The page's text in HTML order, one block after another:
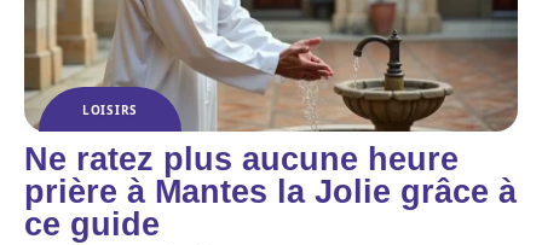
LOISIRS
Ne ratez plus aucune heure
prière à Mantes la Jolie grâce à
ce guide